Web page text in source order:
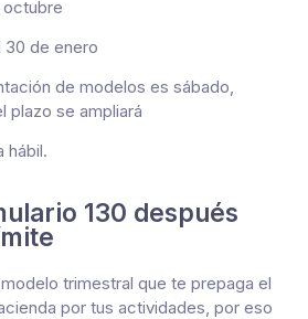
octubre
30 de enero
de modelos es sábado,
plazo se ampliará
hábil.
130 después
trimestral que te prepaga el
por tus actividades, por eso